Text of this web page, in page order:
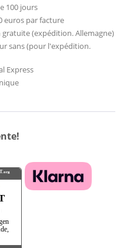
100 jours
euros par facture
gratuite (expédition. Allemagne)
sans (pour l'expédition.
Express
.org